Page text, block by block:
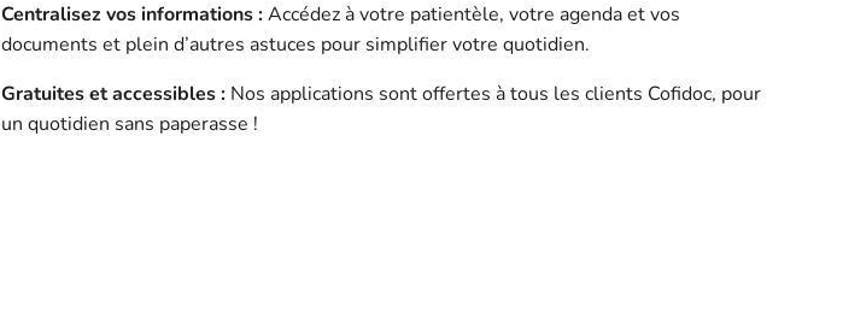
Centralisez vos informations :Accédez à votre patientèle, votre agenda et vos
documents et plein d’autres astuces pour simplifier votre quotidien.
Gratuites et accessibles : Nos applications sont offertes à tous les clients Cofidoc, pour
un quotidien sans paperasse !